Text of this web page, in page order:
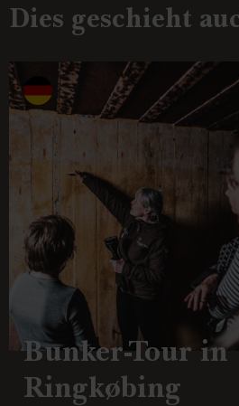
Dies geschieht
Bunker-Tour in
Ringkøbing